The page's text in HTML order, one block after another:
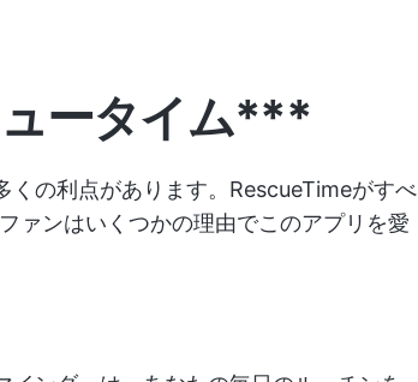
ータイム***
の利点があります。RescueTimeがすべ
ァンはいくつかの理由でこのアプリを愛